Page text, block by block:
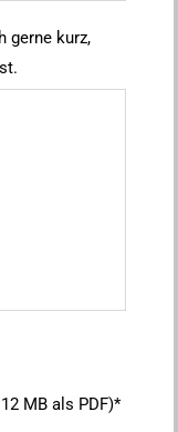
gerne kurz,
MB als PDF)*